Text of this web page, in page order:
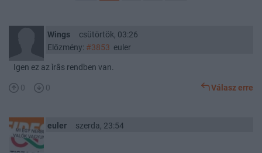
Wings
csütörtök, 03:26
Előzmény: #3853 euler
Igen ez az ìrâs rendben van.
0 0 Válasz erre
euler szerda, 23:54